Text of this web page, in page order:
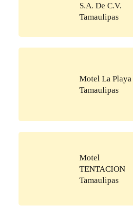
S.A. De C.V.
Tamaulipas
Motel La Playa
Tamaulipas
Motel
TENTACION
Tamaulipas